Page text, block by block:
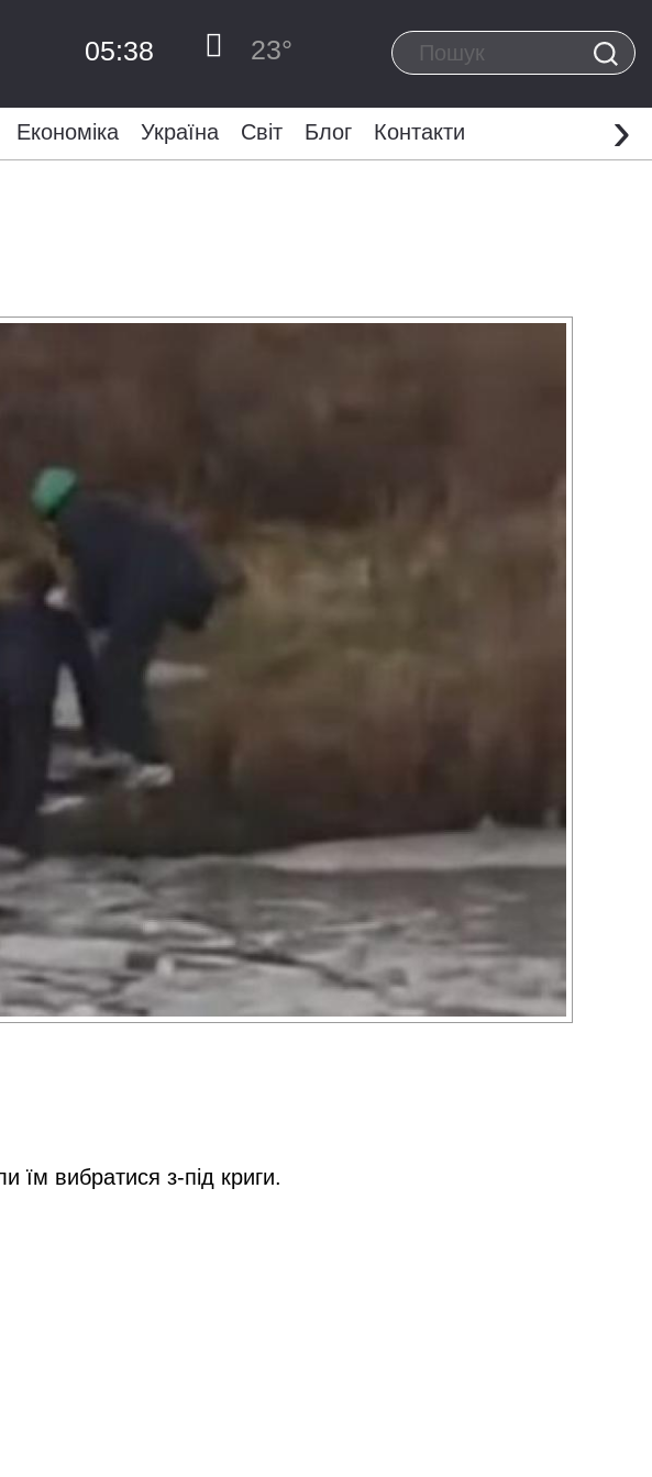
05:38 23°
Економіка Україна Світ Блог Контакти ›
їм вибратися з-під криги.